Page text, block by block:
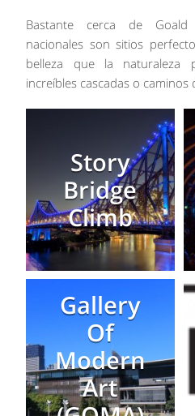
Bastante cerca de
nacionales son sitios
belleza que la naturaleza
increíbles cascadas o caminos
Story
Bridge
Climb
Gallery
Of
Modern
Art